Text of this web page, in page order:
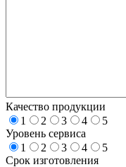
Качество продукции
1
2 3 4
5
Уровень сервиса
1
2 3 4
5
Срок изготовления